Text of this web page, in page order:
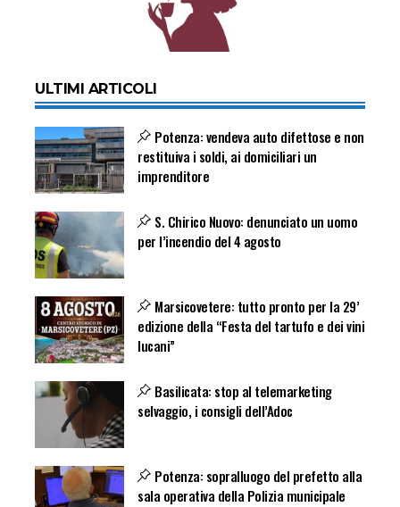
ULTIMI ARTICOLI
Potenza: vendeva auto difettose e non
restituiva i soldi, ai domiciliari un
imprenditore
S. Chirico Nuovo: denunciato un uomo
per l’incendio del 4 agosto
Marsicovetere: tutto pronto per la 29’
edizione della “Festa del tartufo e dei vini
lucani”
Basilicata: stop al telemarketing
selvaggio, i consigli dell’Adoc
Potenza: sopralluogo del prefetto alla
sala operativa della Polizia municipale